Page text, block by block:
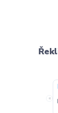
«